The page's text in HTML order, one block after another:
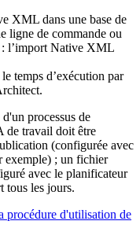
XML dans une base de
ligne de commande ou
: l’import Native XML
temps d’exécution par
processus de
de travail doit être
(configurée avec
exemple) ; un fichier
avec le planificateur
tous les jours.
procédure d'utilisation de